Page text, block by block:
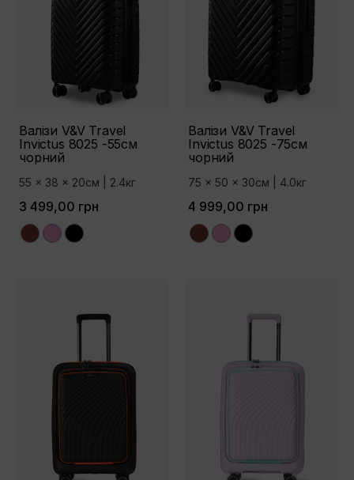
Валізи V&V Travel
Invictus 8025 -55см
чорний
55 x 38 x 20см | 2.4кг
3 499,00 грн
BordoPinkBlack
Валізи V&V Travel
Invictus 8025 -75см
чорний
75 x 50 x 30см | 4.0кг
4 999,00 грн
BordoPinkBlack